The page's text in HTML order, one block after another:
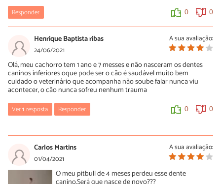
Responder 0 0
A sua avaliação:
Henrique Baptista ribas
24/06/2021
Olá, meu cachorro tem 1 ano e 7 messes e não nasceram os dentes
caninos inferiores oque pode ser o cão é saudável muito bem
cuidado o veterinário que acompanha não soube falar nunca viu
acontecer, o cão nunca sofreu nenhum trauma
Ver1resposta Responder 0 0
07/01/2023
Os do meu tb não nasceram 🙁
0
A sua avaliação:
Carlos Martins
01/04/2021
O meu pitbull de 4 meses perdeu esse dente